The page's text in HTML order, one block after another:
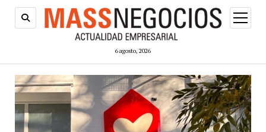
6 agosto, 2026
abrir
menú